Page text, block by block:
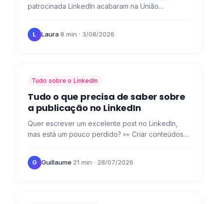
patrocinada LinkedIn acabaram na União
contactar os seus potenciais…
L Laura·8 min · 3/08/2026
Tudo sobre o LinkedIn
Tudo o que precisa de saber sobre
a publicação no LinkedIn
Quer escrever um excelente post no LinkedIn,
mas está um pouco perdido? 👀 Criar conteúdos
sobretudo no que…
G Guillaume·21 min · 28/07/2026